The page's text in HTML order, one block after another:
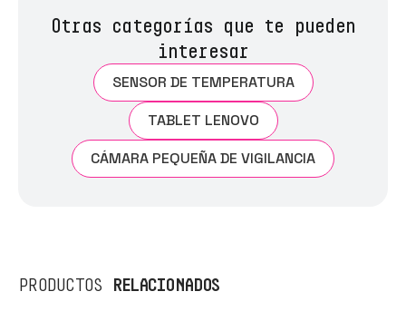
Otras categorías que te pueden
interesar
SENSOR DE TEMPERATURA
TABLET LENOVO
CÁMARA PEQUEÑA DE VIGILANCIA
PRODUCTOS RELACIONADOS